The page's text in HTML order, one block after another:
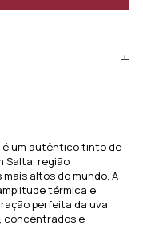
é um autêntico tinto de
Salta, região
altos do mundo. A
térmica e
perfeita da uva
concentrados e